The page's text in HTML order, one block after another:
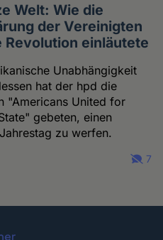
Welt: Wie die
der Vereinigten
Revolution einläutete
Unabhängigkeit
hat der hpd die
"Americans United for
gebeten, einen
zu werfen.
7